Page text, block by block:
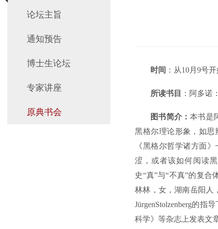
论坛主旨
通知预告
博士生论坛
专家讲座
原典书会
时间 ：从10月9号
所读书目 ：阿多诺
图书简介：本书是
黑格尔理论形象，如
《黑格尔哲学诸方面
涩，或者该如何阅读
史“真”与“不真”的复
林林，女，湖南岳阳人
JürgenStolzenberg的
科学》等杂志上发表文